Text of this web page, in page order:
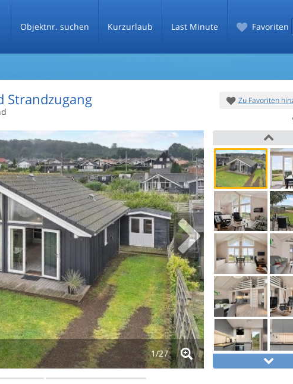
Objektnr. suchen Kurzurlaub Last Minute Favoriten
Zu Favoriten
Strandzugang
1/27